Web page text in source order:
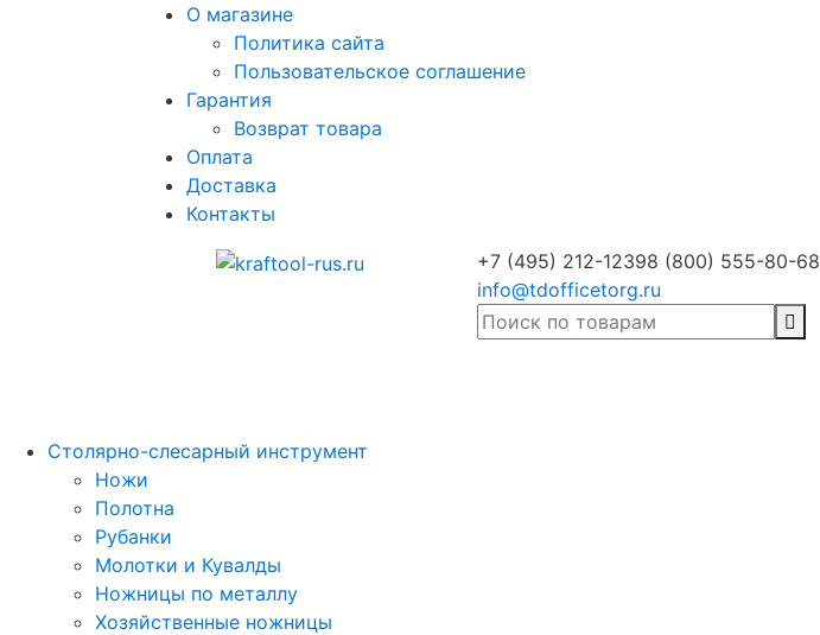
О магазине
Политика сайта
Пользовательское соглашение
Гарантия
Возврат товара
Оплата
Доставка
Контакты
+7 (495) 212-12398 (800) 555-80-68
info@tdofficetorg.ru
Столярно-слесарный инструмент
Ножи
Полотна
Рубанки
Молотки и Кувалды
Ножницы по металлу
Хозяйственные ножницы